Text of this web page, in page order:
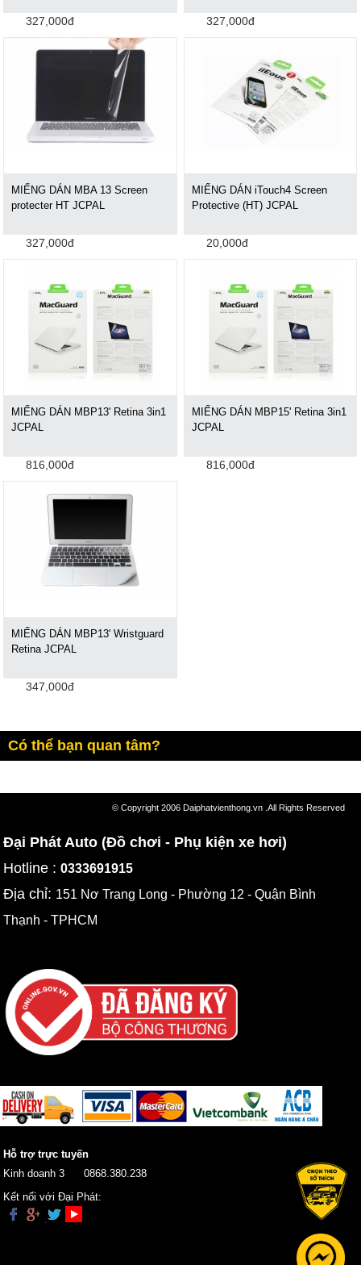
327,000đ 327,000đ
MIẾNG DÁN MBA 13 Screen
protecter HT JCPAL
327,000đ
MIẾNG DÁN iTouch4 Screen
Protective (HT) JCPAL
20,000đ
MIẾNG DÁN MBP13' Retina 3in1
JCPAL
816,000đ
MIẾNG DÁN MBP15' Retina 3in1
JCPAL
816,000đ
MIẾNG DÁN MBP13' Wristguard
Retina JCPAL
347,000đ
Có thể bạn quan tâm?
© Copyright 2006 Daiphatvienthong.vn .All Rights Reserved
Đại Phát Auto (Đồ chơi - Phụ kiện xe hơi)
Hotline :0333691915
Địa chỉ: 151 Nơ Trang Long - Phường 12 - Quận Bình
Thạnh - TPHCM
Hỗ trợ trực tuyến
Kinh doanh 3
0868.380.238
Kết nối với Đại Phát: